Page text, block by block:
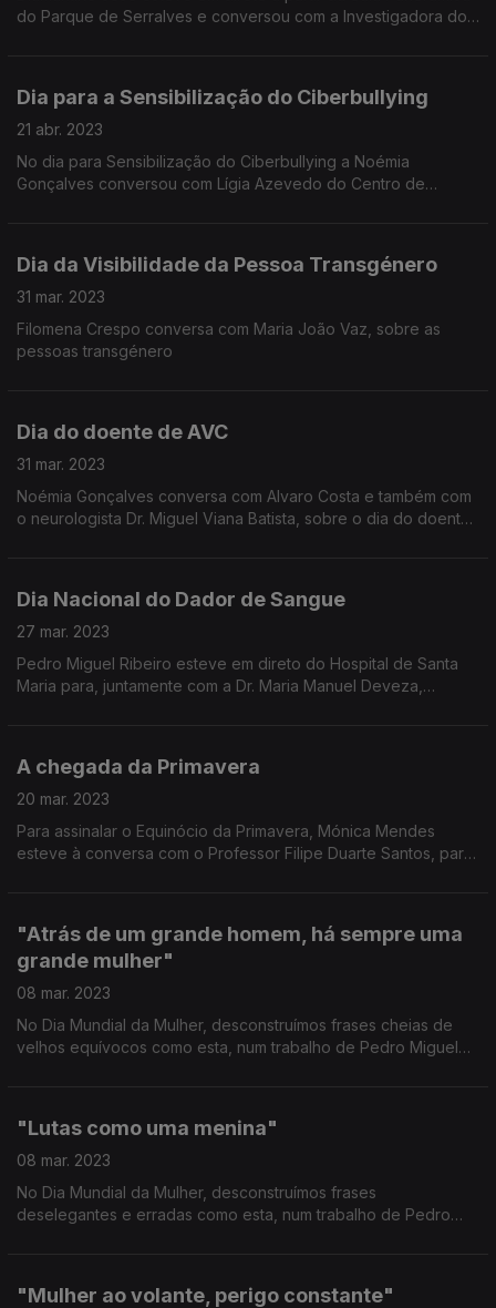
do Parque de Serralves e conversou com a Investigadora do
Dia para a Sensibilização do Ciberbullying
21 abr. 2023
No dia para Sensibilização do Ciberbullying a Noémia
Gonçalves conversou com Lígia Azevedo do Centro de
Dia da Visibilidade da Pessoa Transgénero
31 mar. 2023
Filomena Crespo conversa com Maria João Vaz, sobre as
pessoas transgénero
Dia do doente de AVC
31 mar. 2023
Noémia Gonçalves conversa com Alvaro Costa e também com
o neurologista Dr. Miguel Viana Batista, sobre o dia do doente
Dia Nacional do Dador de Sangue
27 mar. 2023
Pedro Miguel Ribeiro esteve em direto do Hospital de Santa
Maria para, juntamente com a Dr. Maria Manuel Deveza,
A chegada da Primavera
20 mar. 2023
Para assinalar o Equinócio da Primavera, Mónica Mendes
esteve à conversa com o Professor Filipe Duarte Santos, para
"Atrás de um grande homem, há sempre uma
grande mulher"
08 mar. 2023
No Dia Mundial da Mulher, desconstruímos frases cheias de
velhos equívocos como esta, num trabalho de Pedro Miguel
"Lutas como uma menina"
08 mar. 2023
No Dia Mundial da Mulher, desconstruímos frases
deselegantes e erradas como esta, num trabalho de Pedro
"Mulher ao volante, perigo constante"